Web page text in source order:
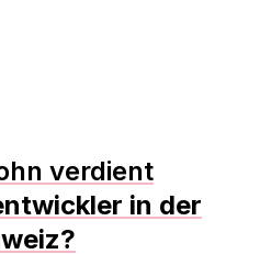
verdient
in der